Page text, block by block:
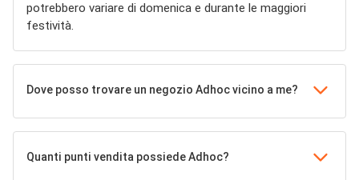
potrebbero variare di domenica e durante le maggiori
festività.
Dove posso trovare un negozio Adhoc vicino a me?
Quanti punti vendita possiede Adhoc?